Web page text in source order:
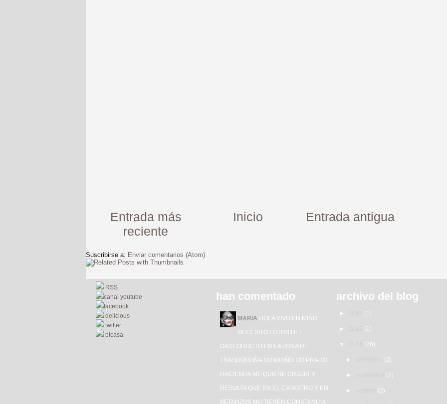
Entrada más
reciente
Entrada antigua
Inicio
Suscribirse a: Enviar comentarios (Atom)
RSS
canal youtube
facebook
delicious
twitter
picasa
han comentado
MARIA HOLA VIVO EN MIÑO
NECESITO FOTOS DEL
GASEODUCTO EN LA ZONA DE
TRASDOROÑA NO MUIÑO DO PRADO.
HACIENDA ME QUIERE CRUJIR Y
RESULTA QUE EN EL CATASTRO Y EN
BETANZOS NO TIENEN CONSTANCIA
archivo del blog
► (1)
► (1)
▼ (26)
► (2)
► (2)
► (2)